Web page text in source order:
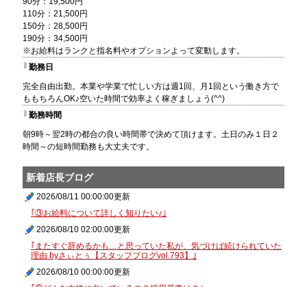
110分：21,500円
150分：28,500円
190分：34,500円
※お給料はランクと指名料やオプションよって変動します。
勤務日
完全自由出勤。本業や学業で忙しい方は週1回、月1回という働き方で
ももちろんOK♪空いた時間で効率よく稼ぎましょう(^^)
勤務時間
朝9時～翌2時の都合の良い時間帯で決めて頂けます。土日のみ１日２
時間～の短時間勤務も大丈夫です。
新着店長ブログ
2026/08/11 00:00:00更新
｢③お給料について詳しく知りたい♪｣
2026/08/10 02:00:00更新
｢またすぐ辞めるかも…と思っていた私が、気づけば続けられていた
理由 byさぃとぅ【スタッフブログvol.793】｣
2026/08/10 00:00:00更新